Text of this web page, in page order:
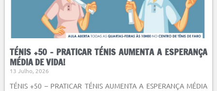
TÉNIS +50 – PRATICAR TÉNIS AUMENTA A ESPERANÇA
MÉDIA DE VIDA!
13 Julho, 2026
TÉNIS +50 – PRATICAR TÉNIS AUMENTA A ESPERANÇA MÉDIA